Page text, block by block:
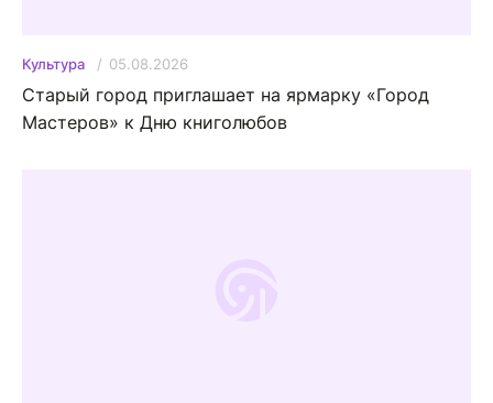
Культура 05.08.2026
Старый город приглашает на ярмарку «Город
Мастеров» к Дню книголюбов